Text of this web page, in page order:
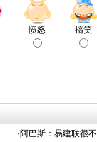
愤怒 搞笑
·阿巴斯：易建联很